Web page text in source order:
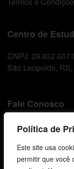
Política de
Este site usa
permitir que você
Centro de
CNPJ:
São Leopoldo,
Fale Conosco
E-mails